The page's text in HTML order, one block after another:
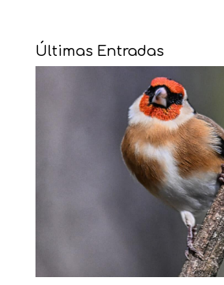
Últimas Entradas